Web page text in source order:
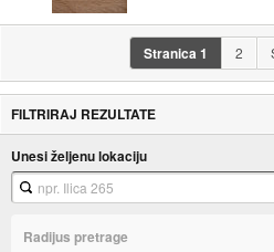
Stranica1 2
FILTRIRAJ REZULTATE
Unesi željenu lokaciju
Radijus pretrage